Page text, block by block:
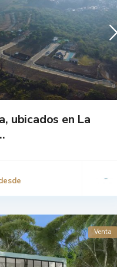
ubicados en La
Venta